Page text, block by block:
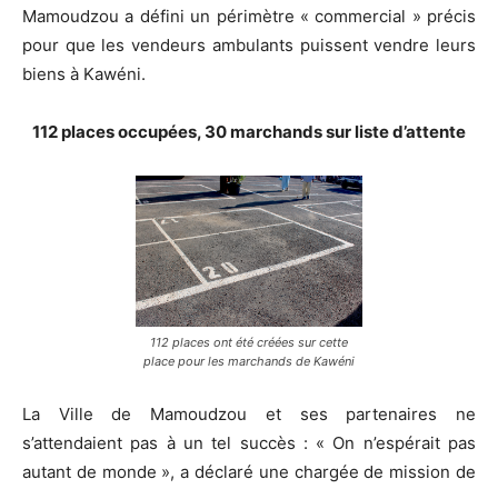
Mamoudzou a défini un périmètre « commercial » précis
pour que les vendeurs ambulants puissent vendre leurs
biens à Kawéni.
112 places occupées, 30 marchands sur liste d’attente
112 places ont été créées sur cette
place pour les marchands de Kawéni
La Ville de Mamoudzou et ses partenaires ne
s’attendaient pas à un tel succès : « On n’espérait pas
autant de monde », a déclaré une chargée de mission de